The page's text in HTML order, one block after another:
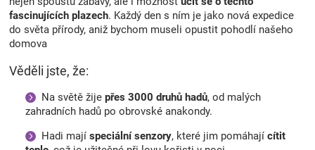
fascinujících plazech. Každý den s ním je jako nová expedice
do světa přírody, aniž bychom museli opustit pohodlí našeho
domova
Věděli jste, že:
Na světě žije přes 3000 druhů hadů, od malých
zahradních hadů po obrovské anakondy.
Hadi mají speciální senzory, které jim pomáhajícítit